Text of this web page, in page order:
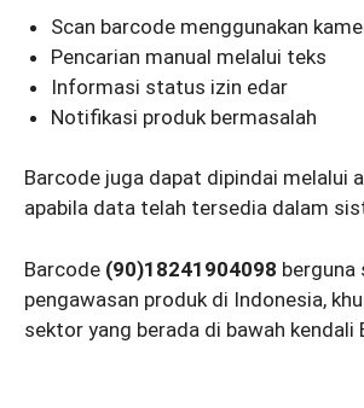
Scan barcode menggunakan
Pencarian manual melalui teks
Informasi status izin edar
Notifikasi produk bermasalah
Barcode juga dapat dipindai melalui
apabila data telah tersedia dalam
Barcode (90)18241904098 berguna
pengawasan produk di Indonesia,
sektor yang berada di bawah kendali